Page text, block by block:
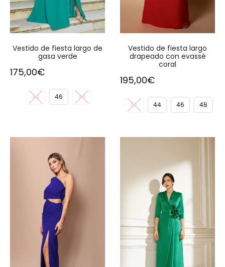
Vestido de fiesta largo de
gasa verde
175,00€
44 46 48
Vestido de fiesta largo
drapeado con evassé
coral
195,00€
42 44 46 48